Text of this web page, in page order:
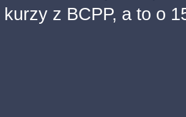
kurzy z BCPP, a to o